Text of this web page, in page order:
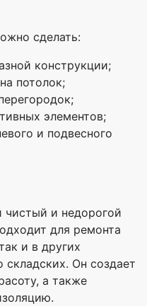
сделать:
конструкции;
потолок;
элементов;
и подвесного
чистый и недорогой
для ремонта
и в других
Он создает
а также